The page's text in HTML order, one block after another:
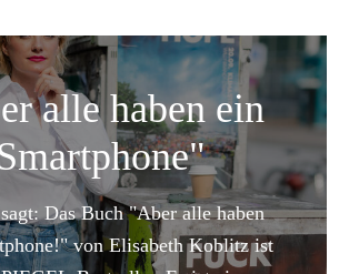
alle haben ein
Das Buch "Aber alle haben
von Elisabeth Koblitz ist